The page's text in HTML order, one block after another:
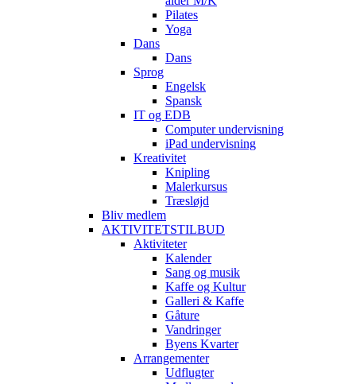
Pilates
Yoga
Dans
Dans
Sprog
Engelsk
Spansk
IT og EDB
Computer undervisning
iPad undervisning
Kreativitet
Knipling
Malerkursus
Træsløjd
Bliv medlem
AKTIVITETSTILBUD
Aktiviteter
Kalender
Sang og musik
Kaffe og Kultur
Galleri & Kaffe
Gåture
Vandringer
Byens Kvarter
Arrangementer
Udflugter